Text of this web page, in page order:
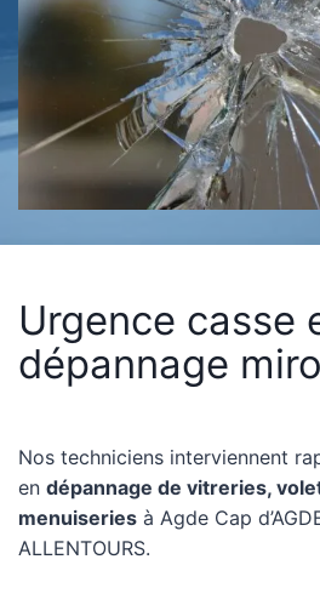
Urgence casse
dépannage
Nos techniciens interviennent
en dépannage de vitreries,
menuiseries à Agde Cap
ALLENTOURS.